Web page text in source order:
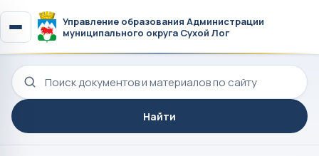
Управление образования Администрации
муниципального округа Сухой Лог
Поиск по сайту
Найти